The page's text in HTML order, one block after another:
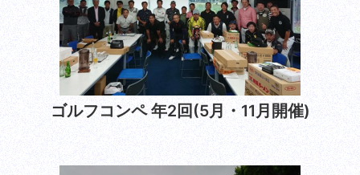
ゴルフコンペ 年2回(5月・11月開催)